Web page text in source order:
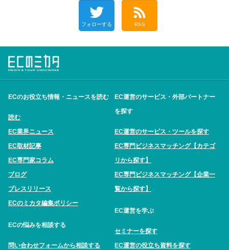
フォローする RSS
ECのお役立ち情報・ニュースを読む
読む
EC業界ニュース
EC取材記事
EC専門家コラム
ブログ
プレスリリース
ECのミカタ編集ポリシー
ECの悩みを相談する
問い合わせフォームから相談する
EC運営のサービス・外部パートナー
を探す
EC運営のサービス・ツールを探す
EC専門ビジネスマッチング【カテゴ
リから探す】
EC専門ビジネスマッチング【企業一
覧から探す】
EC運営を学ぶ
セミナーを探す
EC運営の役立ち資料を探す